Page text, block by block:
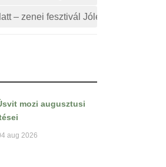
– zenei fesztivál Jólészen
mozi augusztusi
aug 2026